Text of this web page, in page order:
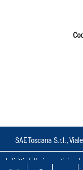
SAE Toscana S.r.l.,
I diritti delle immagini e